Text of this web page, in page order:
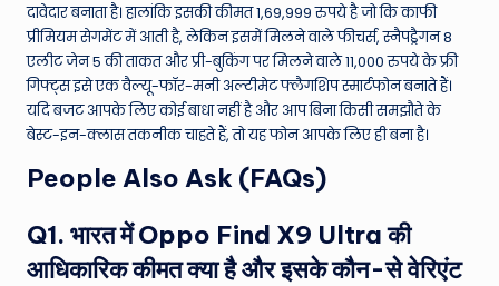
दावेदार बनाता है। हालांकि इसकी कीमत 1,69,999 रुपये है जो कि काफी
प्रीमियम सेगमेंट में आती है, लेकिन इसमें मिलने वाले फीचर्स, स्नैपड्रैगन 8
एलीट जेन 5 की ताकत और प्री-बुकिंग पर मिलने वाले 11,000 रुपये के फ्री
गिफ्ट्स इसे एक वैल्यू-फॉर-मनी अल्टीमेट फ्लैगशिप स्मार्टफोन बनाते हैं।
यदि बजट आपके लिए कोई बाधा नहीं है और आप बिना किसी समझौते के
बेस्ट-इन-क्लास तकनीक चाहते हैं, तो यह फोन आपके लिए ही बना है।
People Also Ask (FAQs)
Q1. भारत में Oppo Find X9 Ultra की
आधिकारिक कीमत क्या है और इसके कौन-से वेरिएंट